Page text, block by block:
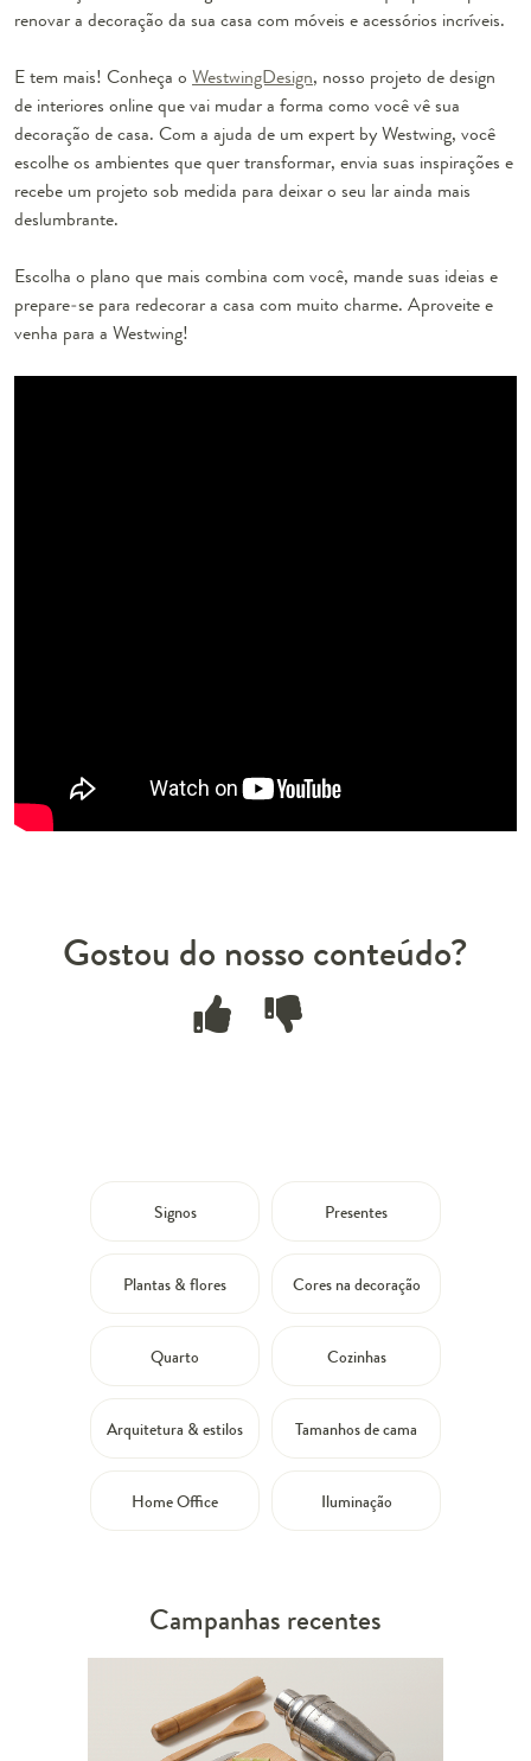
renovar a decoração da sua casa com móveis e acessórios incríveis.
E tem mais! Conheça o WestwingDesign, nosso projeto de design
de interiores online que vai mudar a forma como você vê sua
decoração de casa. Com a ajuda de um expert by Westwing, você
escolhe os ambientes que quer transformar, envia suas inspirações e
recebe um projeto sob medida para deixar o seu lar ainda mais
deslumbrante.
Escolha o plano que mais combina com você, mande suas ideias e
prepare-se para redecorar a casa com muito charme. Aproveite e
venha para a Westwing!
Gostou do nosso conteúdo?
Signos Presentes
Plantas & flores Cores na decoração
Quarto Cozinhas
Arquitetura & estilos Tamanhos de cama
Home Office Iluminação
Campanhas recentes